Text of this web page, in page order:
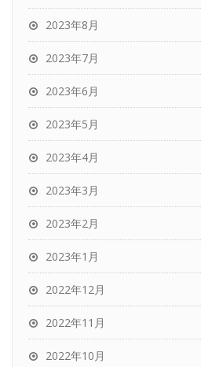
2023年8月
2023年7月
2023年6月
2023年5月
2023年4月
2023年3月
2023年2月
2023年1月
2022年12月
2022年11月
2022年10月